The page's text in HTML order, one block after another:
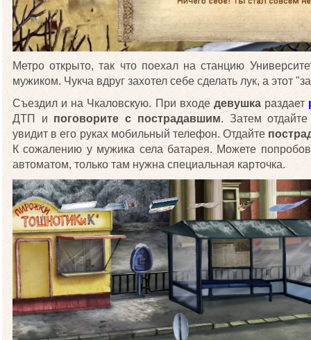
Метро открыто, так что поехал на станцию
мужиком. Чукча вдруг захотел себе сделать лук, а этот
Съездил и на Чкаловскую. При входе девушкараздает
ДТП и поговорите с пострадавшим. Затем
увидит в его руках мобильный телефон. Отдайте
К сожалению у мужика села батарея. Можете
автоматом, только там нужна специальная карточка.